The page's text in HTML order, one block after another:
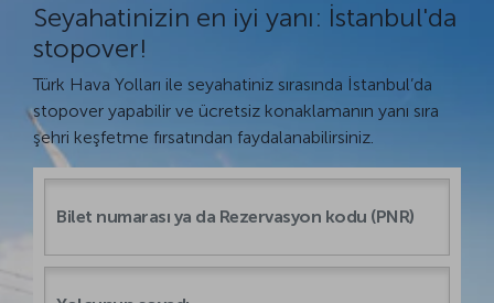
Seyahatinizin en iyi yanı: İstanbul'da
stopover!
Türk Hava Yolları ile seyahatiniz sırasında İstanbul’da
stopover yapabilir ve ücretsiz konaklamanın yanı sıra
şehri keşfetme fırsatından faydalanabilirsiniz.